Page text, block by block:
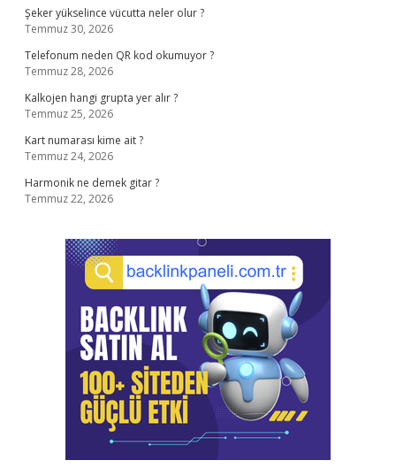
Şeker yükselince vücutta neler olur ?
Temmuz 30, 2026
Telefonum neden QR kod okumuyor ?
Temmuz 28, 2026
Kalkojen hangi grupta yer alır ?
Temmuz 25, 2026
Kart numarası kime ait ?
Temmuz 24, 2026
Harmonik ne demek gitar ?
Temmuz 22, 2026